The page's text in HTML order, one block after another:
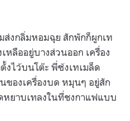
ส่งกลิ่มหอมฉุย สักพักก็ผูกเท
หลืออยู่บางส่วนออก เครื่อง
ไว้บนโต๊ะ พี่ซ้งเทเมล็ด
ของเครื่องบด หมุนๆ อยู่สัก
ยาบเทลงในที่ชงกาแฟแบบ